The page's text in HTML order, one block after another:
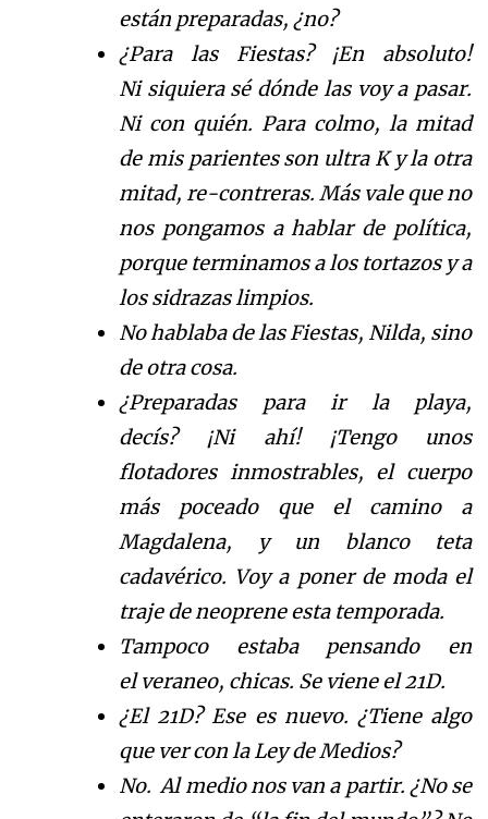
están preparadas, ¿no?
¿Para las Fiestas? ¡En absoluto!
Nisiquierasé dónde las voy a pasar.
Ni con quién. Para colmo, la mitad
de mis parientes son ultra K y la otra
mitad, re-contreras. Másvale que no
nos pongamos a hablar de política,
porque terminamos a los tortazosy a
lossidrazas limpios.
No hablaba delas Fiestas, Nilda, sino
de otra cosa.
¿Preparadas para ir la playa,
decís? ¡Ni ahí! ¡Tengo unos
flotadores inmostrables, el cuerpo
máspoceado que el camino a
Magdalena, y un blanco teta
cadavérico. Voy a poner de moda el
traje de neoprene esta temporada.
Tampoco estaba pensando en
elveraneo, chicas. Se viene el 21D.
¿El 21D? Esees nuevo. ¿Tiene algo
que ver conla Ley de Medios?
No. Al medio nos van a partir. ¿No se